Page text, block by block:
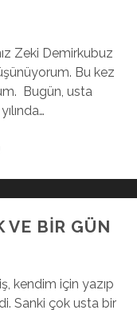
Zeki Demirkubuz
Bu kez
Bugün, usta
VE BİR GÜN
kendim için yazıp
Sanki çok usta bir